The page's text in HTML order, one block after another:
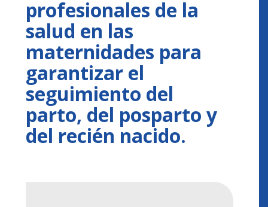
profesionales de la
salud en las
maternidades para
garantizar el
seguimiento del
parto, del posparto y
del recién nacido.